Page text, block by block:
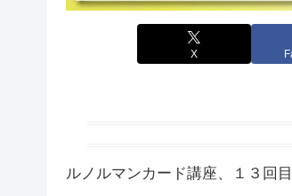
X
ルノルマンカード講座、１３回